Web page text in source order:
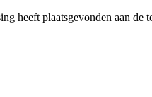
heeft plaatsgevonden aan de